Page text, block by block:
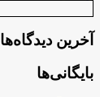
آخرین دیدگاه‌ها
بایگانی‌ها